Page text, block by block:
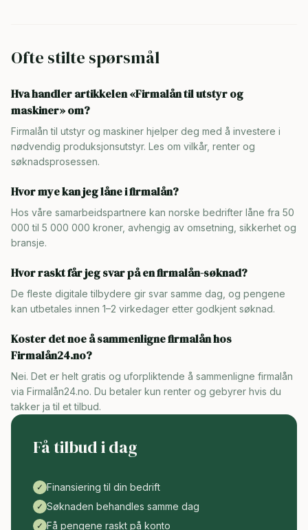
Ofte stilte spørsmål
Hva handler artikkelen «Firmalån til utstyr og
maskiner» om?
Firmalån til utstyr og maskiner hjelper deg med å investere i
nødvendig produksjonsutstyr. Les om vilkår, renter og
søknadsprosessen.
Hvor mye kan jeg låne i firmalån?
Hos våre samarbeidspartnere kan norske bedrifter låne fra 50
000 til 5 000 000 kroner, avhengig av omsetning, sikkerhet og
bransje.
Hvor raskt får jeg svar på en firmalån-søknad?
De fleste digitale tilbydere gir svar samme dag, og pengene
kan utbetales innen 1–2 virkedager etter godkjent søknad.
Koster det noe å sammenligne firmalån hos
Firmalån24.no?
Nei. Det er helt gratis og uforpliktende å sammenligne firmalån
via Firmalån24.no. Du betaler kun renter og gebyrer hvis du
takker ja til et tilbud.
Få tilbud i dag
✓ Finansiering til din bedrift
✓ Søknaden behandles samme dag
✓ Få pengene raskt på konto